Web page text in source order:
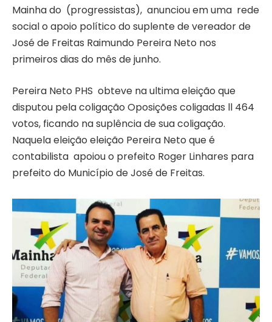
Mainha do (progressistas), anunciou em uma rede
social o apoio político do suplente de vereador de
José de Freitas Raimundo Pereira Neto nos
primeiros dias do mês de junho.
Pereira Neto PHS obteve na ultima eleição que
disputou pela coligação Oposições coligadas ll 464
votos, ficando na suplência de sua coligação.
Naquela eleição eleição Pereira Neto que é
contabilista apoiou o prefeito Roger Linhares para
prefeito do Município de José de Freitas.